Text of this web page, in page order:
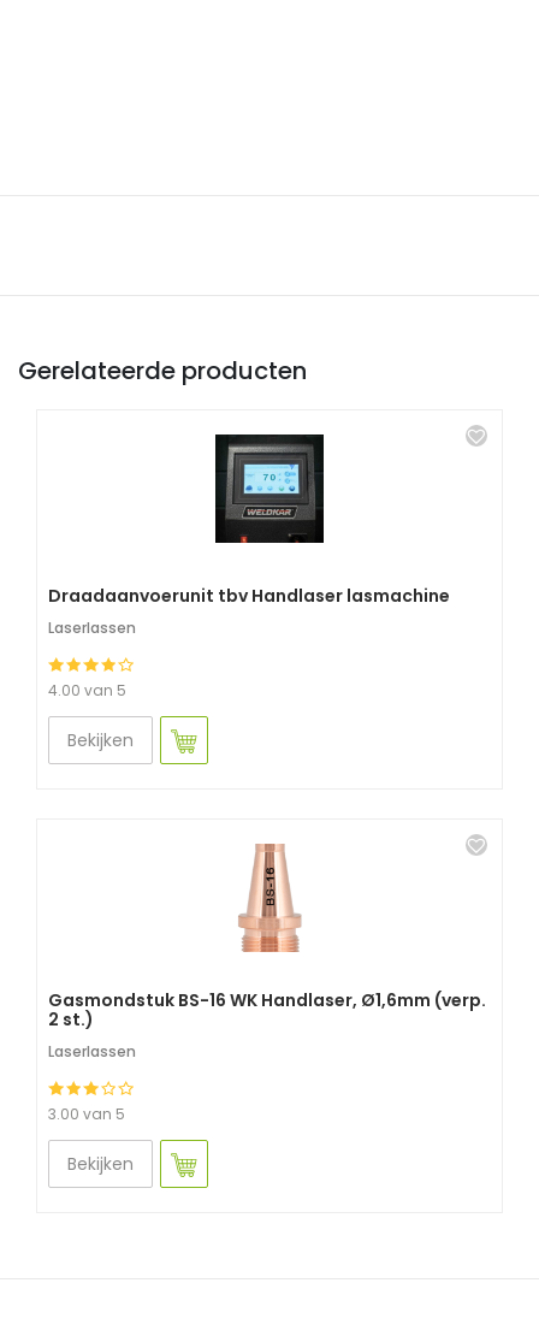
Gerelateerde producten
Draadaanvoerunit tbv Handlaser lasmachine
Laserlassen
4.00 van 5
Bekijken
Gasmondstuk BS-16 WK Handlaser, Ø1,6mm (verp.
2 st.)
Laserlassen
3.00 van 5
Bekijken